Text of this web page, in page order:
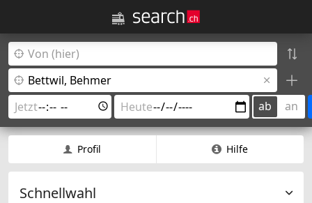
ab an
Profil Hilfe
Schnellwahl